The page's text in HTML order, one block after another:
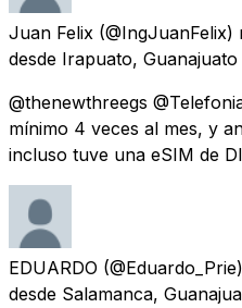
Juan Felix (@IngJuanFelix)
desde Irapuato, Guanajuato
@thenewthreegs
mínimo 4 veces al mes, y
incluso tuve una eSIM de
EDUARDO
desde Salamanca,